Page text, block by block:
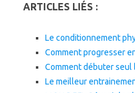
ARTICLES LIÉS :
Le conditionnement
Comment progresser
Comment débuter seul
Le meilleur